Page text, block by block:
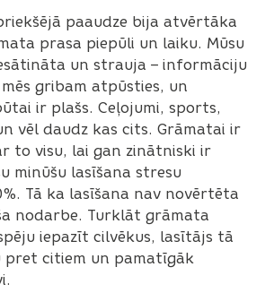
paaudze bija atvērtāka
prasa piepūli un laiku. Mūsu
un strauja – informāciju
gribam atpūsties, un
ir plašs. Ceļojumi, sports,
vēl daudz kas cits. Grāmatai ir
to visu, lai gan zinātniski ir
minūšu lasīšana stresu
Tā ka lasīšana nav novērtēta
nodarbe. Turklāt grāmata
iepazīt cilvēkus, lasītājs tā
citiem un pamatīgāk